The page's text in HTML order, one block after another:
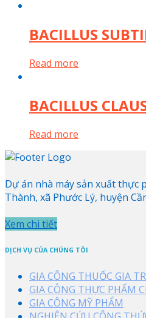
BACILLUS
Read more
BACILLUS
Read more
Dự án nhà máy sản xuất thực
Thành, xã Phước Lý, huyện
Xem chi tiết
DỊCH VỤ CỦA CHÚNG TÔI
GIA CÔNG THUỐC GIA
GIA CÔNG THỰC PHẨM
GIA CÔNG MỸ PHẨM